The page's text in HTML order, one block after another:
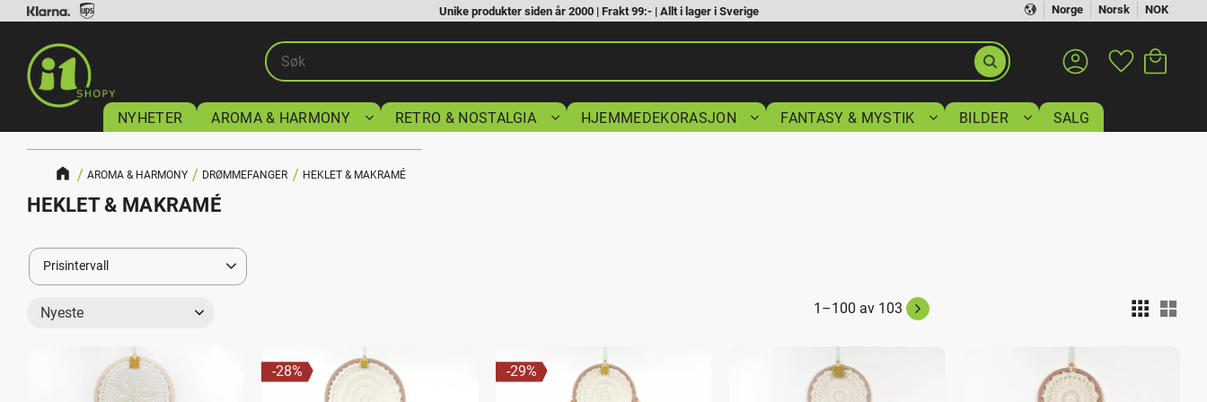
Norge Norsk NOK
Unike produkter siden år 2000 | Frakt 99:- | Allt i lager i Sverige
Favoritter
NYHETER AROMA & HARMONY RETRO & NOSTALGIA HJEMMEDEKORASJON FANTASY & MYSTIK BILDER SALG
AROMA & HARMONY DRØMMEFANGER HEKLET & MAKRAMÉ
HEKLET & MAKRAMÉ
Prisintervall
1–100 av 103
Velg sorteringsmetode
28% 29%